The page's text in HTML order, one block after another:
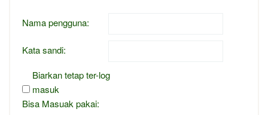
Nama pengguna:
Kata sandi:
Biarkan tetap ter-log
masuk
Bisa Masuak pakai: